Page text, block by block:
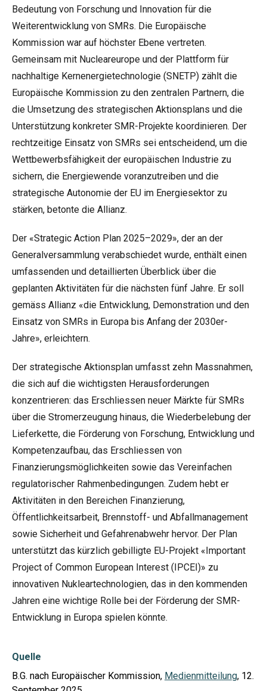
Bedeutung von Forschung und Innovation für die
Weiterentwicklung von SMRs. Die Europäische
Kommission war auf höchster Ebene vertreten.
Gemeinsam mit Nucleareurope und der Plattform für
nachhaltige Kernenergietechnologie (SNETP) zählt die
Europäische Kommission zu den zentralen Partnern, die
die Umsetzung des strategischen Aktionsplans und die
Unterstützung konkreter SMR-Projekte koordinieren. Der
rechtzeitige Einsatz von SMRs sei entscheidend, um die
Wettbewerbsfähigkeit der europäischen Industrie zu
sichern, die Energiewende voranzutreiben und die
strategische Autonomie der EU im Energiesektor zu
stärken, betonte die Allianz.
Der «Strategic Action Plan 2025–2029», der an der
Generalversammlung verabschiedet wurde, enthält einen
umfassenden und detaillierten Überblick über die
geplanten Aktivitäten für die nächsten fünf Jahre. Er soll
gemäss Allianz «die Entwicklung, Demonstration und den
Einsatz von SMRs in Europa bis Anfang der 2030er-
Jahre», erleichtern.
Der strategische Aktionsplan umfasst zehn Massnahmen,
die sich auf die wichtigsten Herausforderungen
konzentrieren: das Erschliessen neuer Märkte für SMRs
über die Stromerzeugung hinaus, die Wiederbelebung der
Lieferkette, die Förderung von Forschung, Entwicklung und
Kompetenzaufbau, das Erschliessen von
Finanzierungsmöglichkeiten sowie das Vereinfachen
regulatorischer Rahmenbedingungen. Zudem hebt er
Aktivitäten in den Bereichen Finanzierung,
Öffentlichkeitsarbeit, Brennstoff- und Abfallmanagement
sowie Sicherheit und Gefahrenabwehr hervor. Der Plan
unterstützt das kürzlich gebilligte EU-Projekt «Important
Project of Common European Interest (IPCEI)» zu
innovativen Nukleartechnologien, das in den kommenden
Jahren eine wichtige Rolle bei der Förderung der SMR-
Entwicklung in Europa spielen könnte.
Quelle
B.G. nach Europäischer Kommission, Medienmitteilung, 12.